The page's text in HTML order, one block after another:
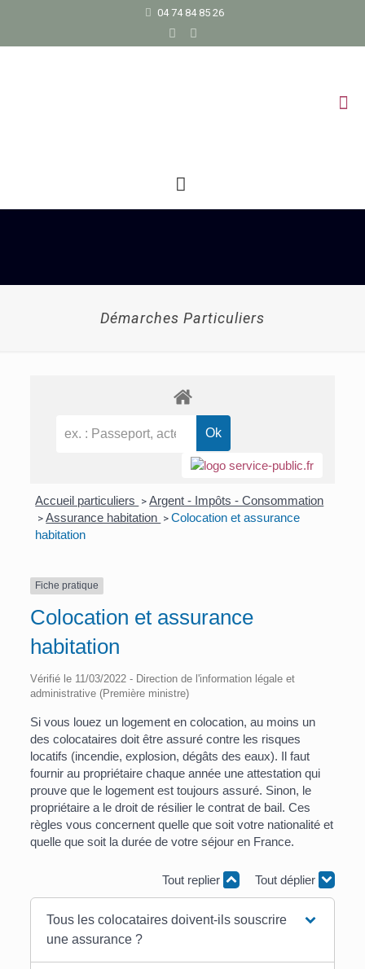
04 74 84 85 26
Démarches Particuliers
Accueil particuliers > Argent - Impôts - Consommation
> Assurance habitation > Colocation et assurance
habitation
Fiche pratique
Colocation et assurance
habitation
Vérifié le 11/03/2022 - Direction de l'information légale et
administrative (Première ministre)
Si vous louez un logement en colocation, au moins un
des colocataires doit être assuré contre les risques
locatifs (incendie, explosion, dégâts des eaux). Il faut
fournir au propriétaire chaque année une attestation qui
prouve que le logement est toujours assuré. Sinon, le
propriétaire a le droit de résilier le contrat de bail. Ces
règles vous concernent quelle que soit votre nationalité et
quelle que soit la durée de votre séjour en France.
Tout replier Tout déplier
Tous les colocataires doivent-ils souscrire
une assurance ?